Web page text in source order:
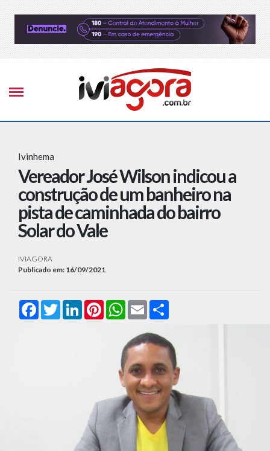
Ivinhema
Vereador José Wilson indicou a
construção de um banheiro na
pista de caminhada do bairro
Solar do Vale
IVIAGORA
Publicado em: 16/09/2021
FacebookTwitterLinkedInPinterestWhatsApp
Email